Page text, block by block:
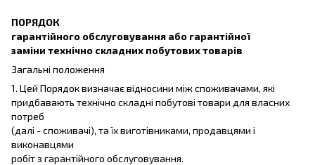
ПОРЯДОК
гарантійного обслуговування або гарантійної
заміни технічно складних побутових товарів
Загальні положення
1. Цей Порядок визначає відносини між споживачами, які
придбавають технічно складні побутові товари для власних
потреб
(далі - споживачі), та їх виготівниками, продавцями і
виконавцями
робіт з гарантійного обслуговування.